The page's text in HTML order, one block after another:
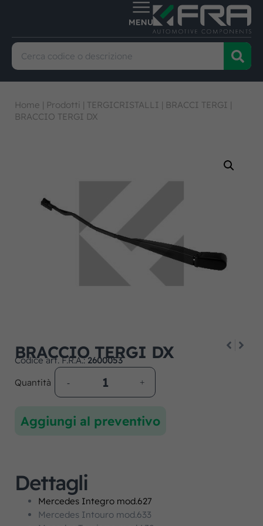
Home | Prodotti | TERGICRISTALLI | BRACCI TERGI |
BRACCIO TERGI DX
BRACCIO TERGI DX
Codice art. F.R.A.:2600053
Quantità
Aggiungi al preventivo
Dettagli
Mercedes Integro mod.627
Mercedes Intouro mod.633